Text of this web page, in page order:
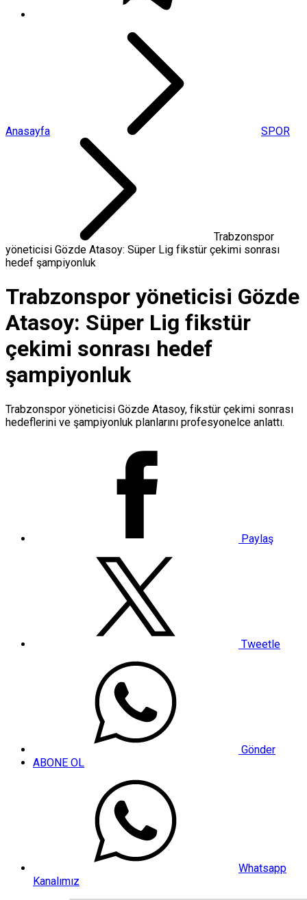
Anasayfa SPOR
Trabzonspor
yöneticisi Gözde Atasoy: Süper Lig fikstür çekimi sonrası
hedef şampiyonluk
Trabzonspor yöneticisi Gözde
Atasoy: Süper Lig fikstür
çekimi sonrası hedef
şampiyonluk
Trabzonspor yöneticisi Gözde Atasoy, fikstür çekimi sonrası
hedeflerini ve şampiyonluk planlarını profesyonelce anlattı.
Paylaş
Tweetle
Gönder
ABONE OL
Whatsapp
Kanalımız